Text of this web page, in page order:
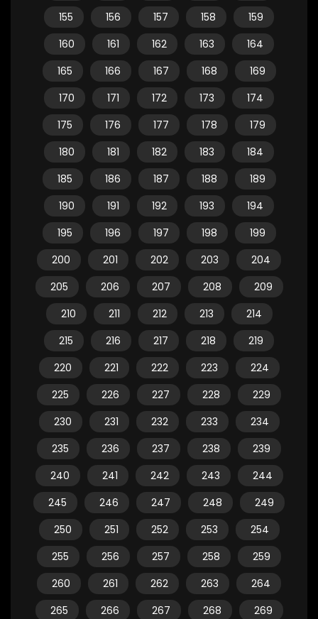
155
156 157 158
159
160
161 162 163
164
165
166 167 168
169
170
171 172 173
174
175
176 177 178
179
180
181 182 183
184
185
186 187 188
189
190
191 192 193
194
195
196 197 198
199
200
201 202 203
204
205
206 207 208
209
210
211 212 213
214
215
216 217 218
219
220
221 222 223
224
225
226 227 228
229
230
231 232 233
234
235
236 237 238
239
240
241 242 243
244
245
246 247 248
249
250
251 252 253
254
255
256 257 258
259
260
261 262 263
264
265
266 267 268
269